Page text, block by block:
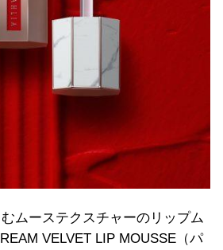
ムーステクスチャーのリップム
VELVET LIP MOUSSE（パ